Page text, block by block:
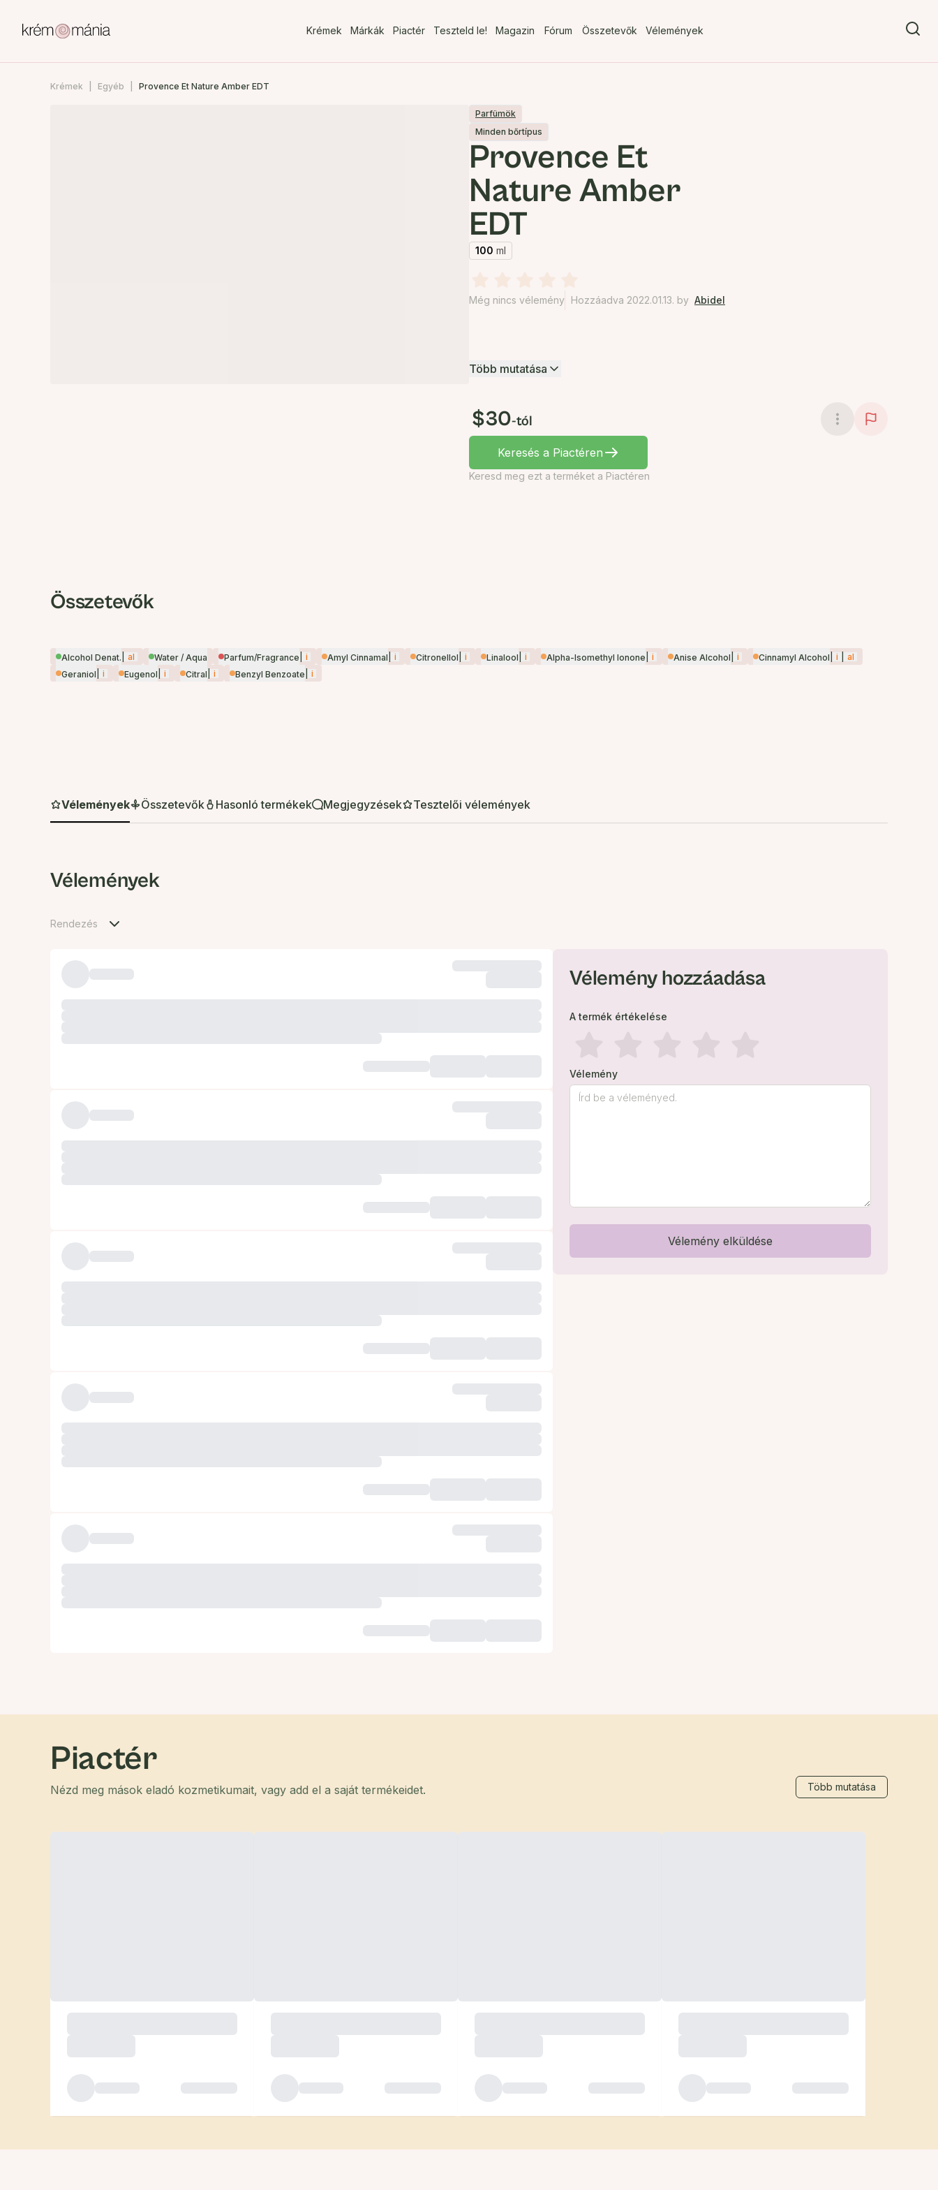
Krémek Márkák Piactér Teszteld le! Magazin Fórum Összetevők Vélemények
Krémek Egyéb Provence Et Nature Amber EDT
Parfümök
Minden bőrtípus
Provence Et
Nature Amber
EDT
100 ml
Még nincs vélemény Hozzáadva 2022.01.13. by Abidel
Több mutatása
$30-tól
Keresés a Piactéren
Keresd meg ezt a terméket a Piactéren
Összetevők
Alcohol Denat. al Water / Aqua Parfum/Fragrance i Amyl Cinnamal i Citronellol i Linalool i Alpha-Isomethyl Ionone i Anise Alcohol i Cinnamyl Alcohol i
al
Geraniol
i Eugenol i Citral i Benzyl Benzoate i
Vélemények Összetevők Hasonló termékek Megjegyzések Tesztelői vélemények
Vélemények
Rendezés
Vélemény hozzáadása
A termék értékelése
Vélemény
Vélemény elküldése
Piactér
Nézd meg mások eladó kozmetikumait, vagy add el a saját termékeidet. Több mutatása